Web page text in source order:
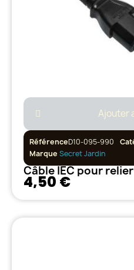
Ajouter
RéférenceD10-095-990
Marque Secret Jardin
4,50 €